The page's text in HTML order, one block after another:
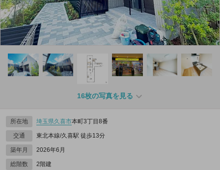
16枚の写真を見る
所在地 埼玉県久喜市本町3丁目8番
交通 東北本線/久喜駅 徒歩13分
築年月 2026年6月
総階数 2階建